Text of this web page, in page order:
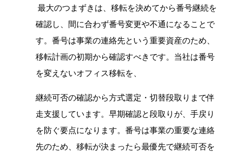
最大のつまずきは、移転を決めてから番号継続を
確認し、間に合わず番号変更や不通になることで
す。番号は事業の連絡先という重要資産のため、
移転計画の初期から確認すべきです。当社は番号
を変えないオフィス移転を、
継続可否の確認から方式選定・切替段取りまで伴
走支援しています。早期確認と段取りが、手戻り
を防ぐ要点になります。番号は事業の重要な連絡
先のため、移転が決まったら最優先で継続可否を